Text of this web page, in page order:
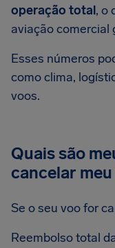
operação total, o
aviação comercial
Esses números
como clima,
voos.
Quais são
cancelar
Se o seu voo for
Reembolso total